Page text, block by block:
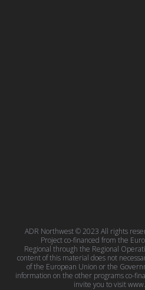
ADR Northwest © 2023 All rights
Project co-financed from the
Regional through the Regional
content of this material does not
of the European Union or the
information on the other programs co-
invite you to visit